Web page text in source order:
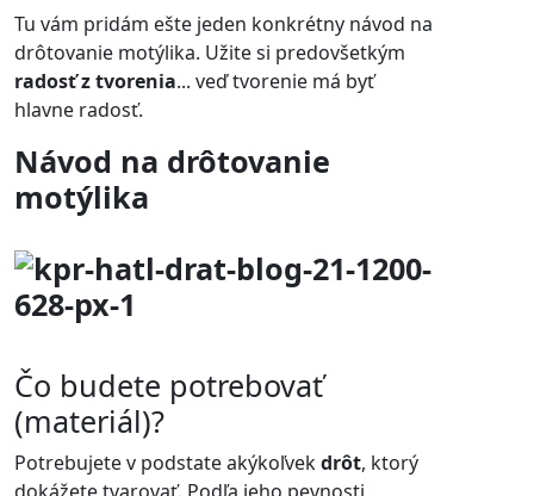
Tu vám pridám ešte jeden konkrétny návod na
drôtovanie motýlika. Užite si predovšetkým
radosť z tvorenia... veď tvorenie má byť
hlavne radosť.
Návod na drôtovanie
motýlika
Čo budete potrebovať
(materiál)?
Potrebujete v podstate akýkoľvekdrôt, ktorý